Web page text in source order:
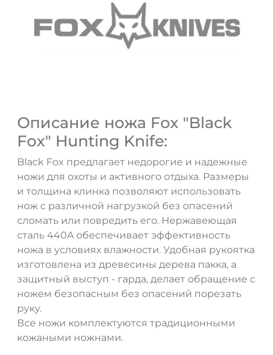
Описание ножа Fox "Black
Fox" Hunting Knife:
Black Fox предлагает недорогие и надежные
ножи для охоты и активного отдыха. Размеры
и толщина клинка позволяют использовать
нож с различной нагрузкой без опасений
сломать или повредить его. Нержавеющая
сталь 440A обеспечивает эффективность
ножа в условиях влажности. Удобная рукоятка
изготовлена из древесины дерева пакка, а
защитный выступ - гарда, делает обращение с
ножем безопасным без опасений порезать
руку.
Все ножи комплектуются традиционными
кожаными ножнами.
ДА НЕТ